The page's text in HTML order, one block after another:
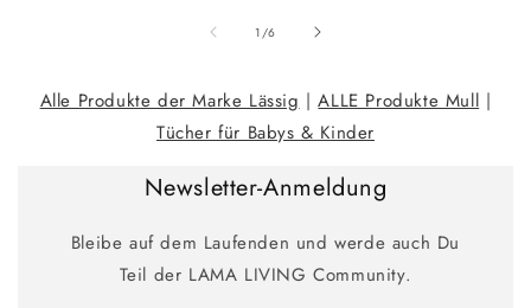
1 /Ab
6
Alle Produkte der Marke Lässig |ALLE Produkte Mull |
Tücher für Babys & Kinder
Newsletter-Anmeldung
Bleibe auf dem Laufenden und werde auch Du
Teil der LAMA LIVING Community.